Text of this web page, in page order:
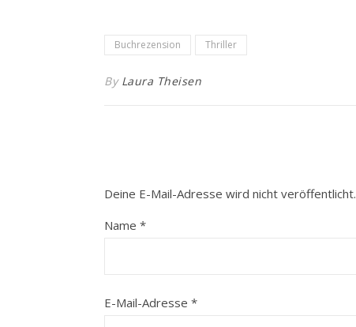
Buchrezension Thriller
By Laura Theisen
Deine E-Mail-Adresse wird nicht veröffentlicht.
Name *
E-Mail-Adresse *